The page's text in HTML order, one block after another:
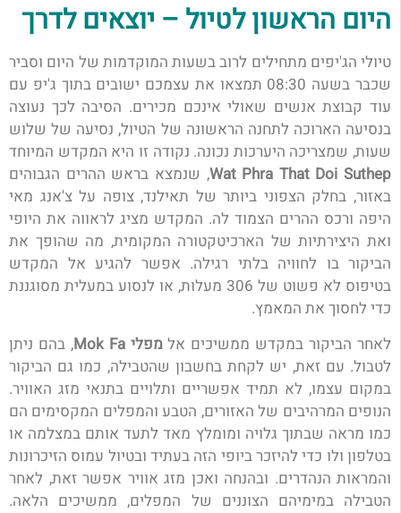
היום הראשון לטיול – יוצאים לדרך
טיולי הג'יפים מתחילים לרוב בשעות המוקדמות של היום וסביר
שכבר בשעה 08:30 תמצאו את עצמכם ישובים בתוך ג'יפ עם
עוד קבוצת אנשים שאולי אינכם מכירים. הסיבה לכך נעוצה
בנסיעה הארוכה לתחנה הראשונה של הטיול, נסיעה של שלוש
שעות, שמצריכה היערכות נכונה. נקודה זו היא המקדש המיוחד
Wat Phra That Doi Suthep, שנמצא בראש ההרים הגבוהים
באזור, בחלק הצפוני ביותר של תאילנד, צופה על צ'אנג מאי
היפה ורכס ההרים הצמוד לה. המקדש מציג לראווה את היופי
ואת היצירתיות של הארכיטקטורה המקומית, מה שהופך את
הביקור בו לחוויה בלתי רגילה. אפשר להגיע אל המקדש
בטיפוס לא פשוט של 306 מעלות, או לנסוע במעלית מסוגננת
כדי לחסוך את המאמץ.
לאחר הביקור במקדש ממשיכים אלמפלי Mok Fa
, בהם ניתן
לטבול. עם זאת, יש לקחת בחשבון שהטבילה, כמו גם הביקור
במקום עצמו, לא תמיד אפשריים ותלויים בתנאי מזג האוויר.
הנופים המרהיבים של האזורים, הטבע והמפלים המקסימים הם
כמו מראה שבתוך גלויה ומומלץ מאד לתעד אותם במצלמה או
בטלפון ולו כדי להיזכר ביופי הזה בעתיד ובטיול עמוס הזיכרונות
והמראות הנהדרים. ובהנחה ואכן מזג אוויר אפשר זאת, לאחר
הטבילה במימיהם הצוננים של המפלים, ממשיכים הלאה.